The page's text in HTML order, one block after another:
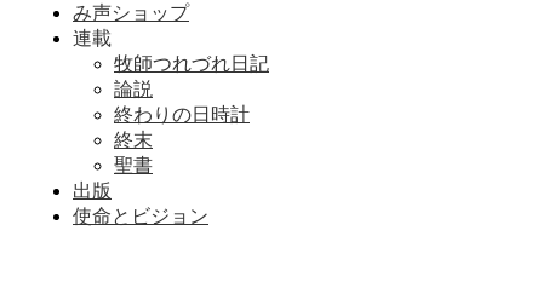
み声ショップ
連載
牧師つれづれ日記
論説
終わりの日時計
終末
聖書
出版
使命とビジョン